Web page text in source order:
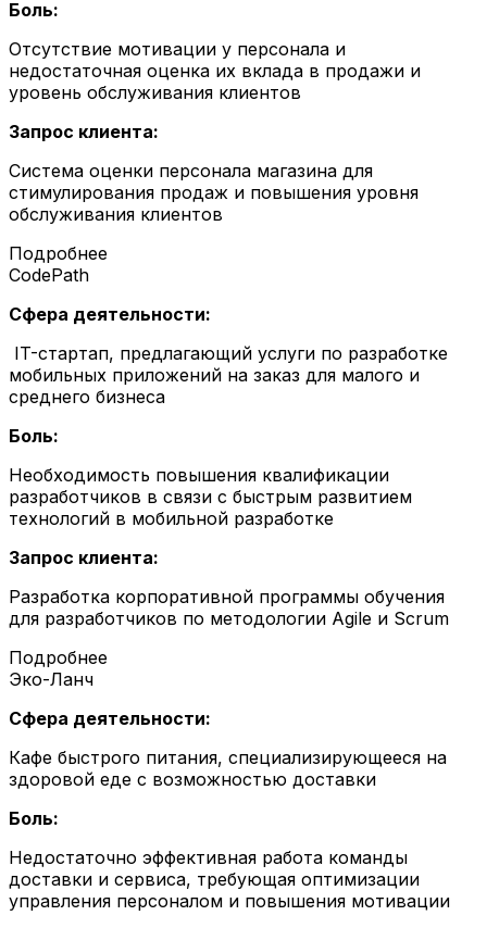
Боль:
Отсутствие мотивации у персонала и
недостаточная оценка их вклада в продажи и
уровень обслуживания клиентов
Запрос клиента:
Система оценки персонала магазина для
стимулирования продаж и повышения уровня
обслуживания клиентов
Подробнее
CodePath
Сфера деятельности:
IT-стартап, предлагающий услуги по разработке
мобильных приложений на заказ для малого и
среднего бизнеса
Боль:
Необходимость повышения квалификации
разработчиков в связи с быстрым развитием
технологий в мобильной разработке
Запрос клиента:
Разработка корпоративной программы обучения
для разработчиков по методологии Agile и Scrum
Подробнее
Эко-Ланч
Сфера деятельности:
Кафе быстрого питания, специализирующееся на
здоровой еде с возможностью доставки
Боль:
Недостаточно эффективная работа команды
доставки и сервиса, требующая оптимизации
управления персоналом и повышения мотивации